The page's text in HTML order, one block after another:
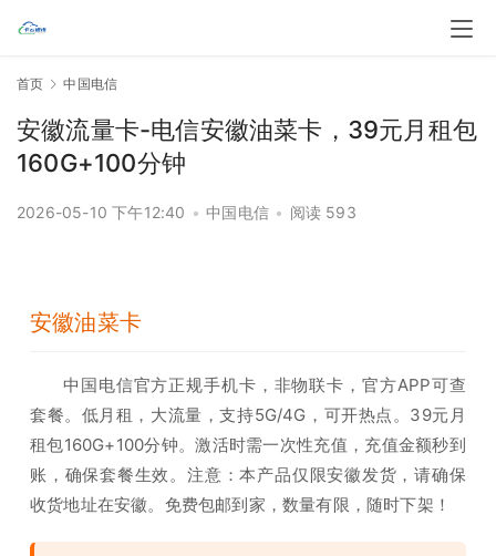
首页 中国电信
安徽流量卡-电信安徽油菜卡，39元月租包
160G+100分钟
2026-05-10 下午12:40 • 中国电信 • 阅读 593
安徽油菜卡
中国电信官方正规手机卡，非物联卡，官方APP可查
套餐。低月租，大流量，支持5G/4G，可开热点。39元月
租包160G+100分钟。激活时需一次性充值，充值金额秒到
账，确保套餐生效。注意：本产品仅限安徽发货，请确保
收货地址在安徽。免费包邮到家，数量有限，随时下架！